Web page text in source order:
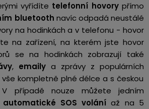
vyřídíte telefonní hovorypřímo
bluetooth navíc odpadá neustálé
na hodinkách a v telefonu - hovor
na zařízení, na kterém jste hovor
se na hodinkách zobrazují také
, emaily a zprávy z populárních
vše kompletně plné délce a s českou
V případě nouze můžete jedním
automatické SOS volání až na 5